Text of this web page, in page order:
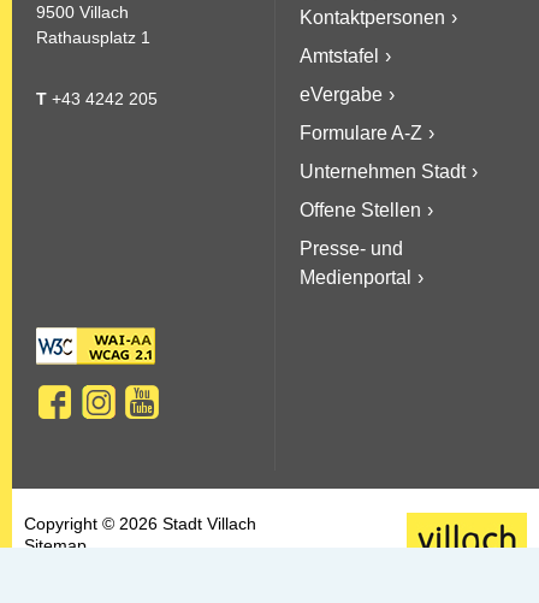
9500 Villach
Rathausplatz 1
T +43 4242 205
Kontaktpersonen
Amtstafel
eVergabe
Formulare A-Z
Unternehmen Stadt
Offene Stellen
Presse- und
Medienportal
Copyright © 2026 Stadt Villach
Sitemap